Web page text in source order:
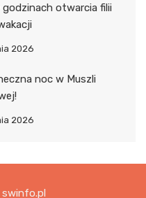
godzinach otwarcia filii
2026
noc w Muszli
2026